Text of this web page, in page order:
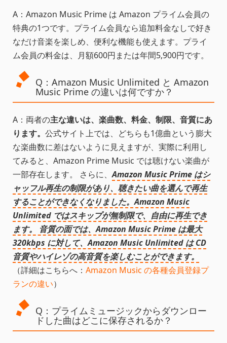
A：Amazon Music Prime は Amazon プライム会員の
特典の1つです。プライム会員なら追加料金なしで好き
なだけ音楽を楽しめ、便利な機能も使えます。プライ
ム会員の料金は、月額600円または年間5,900円です。
Q：Amazon Music Unlimited と Amazon
Music Prime の違いは何ですか？
A：両者の主な違いは、楽曲数、料金、制限、音質にあ
ります。 公式サイト上では、どちらも1億曲という膨大
な楽曲数に差はないように見えますが、実際に利用し
てみると、Amazon Prime Music では聴けない楽曲が
一部存在します。 さらに、Amazon Music Prime はシ
ャッフル再生の制限があり、聴きたい曲を選んで再生
することができなくなりました。Amazon Music
Unlimited ではスキップが無制限で、自由に再生でき
ます。 音質の面では、Amazon Music Prime は最大
320kbps に対して、Amazon Music Unlimited は CD
音質やハイレゾの高音質を楽しむことができます。
（詳細はこちらへ： Amazon Music の各種会員登録プ
ランの違い）
Q：プライムミュージックからダウンロー
ドした曲はどこに保存されるか？